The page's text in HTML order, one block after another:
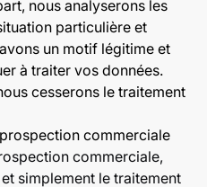
nous analyserons les
particulière et
un motif légitime et
à traiter vos données.
cesserons le traitement
commerciale
commerciale,
simplement le traitement